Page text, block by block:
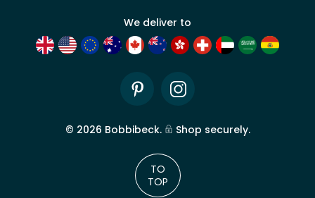
We deliver to
PinterestInstagram
© 2026 Bobbibeck. Shop securely.
TO
TOP